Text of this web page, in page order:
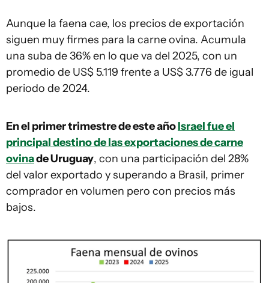
Aunque la faena cae, los precios de exportación
siguen muy firmes para la carne ovina. Acumula
una suba de 36% en lo que va del 2025, con un
promedio de US$ 5.119 frente a US$ 3.776 de igual
periodo de 2024.
En el primer trimestre de este añoIsrael fue el
principal destino de las exportaciones de carne
ovinade Uruguay, con una participación del 28%
del valor exportado y superando a Brasil, primer
comprador en volumen pero con precios más
bajos.